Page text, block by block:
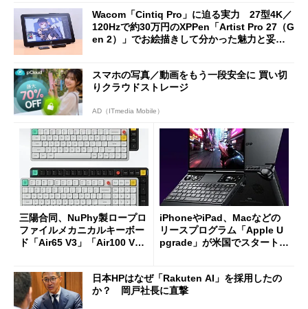
Wacom「Cintiq Pro」に迫る実力 27型4K／
120Hzで約30万円のXPPen「Artist Pro 27（G
en 2）」でお絵描きして分かった魅力と妥協
スマホの写真／動画をもう一段安全に 買い切
りクラウドストレージ
AD（ITmedia Mobile）
三陽合同、NuPhy製ロープロ
ファイルメカニカルキーボー
ド「Air65 V3」「Air100 V
iPhoneやiPad、Macなどの
リースプログラム「Apple U
pgrade」が米国でスタート／
ut」が明...
日本HPはなぜ「Rakuten AI」を採用したの
か？ 岡戸社長に直撃